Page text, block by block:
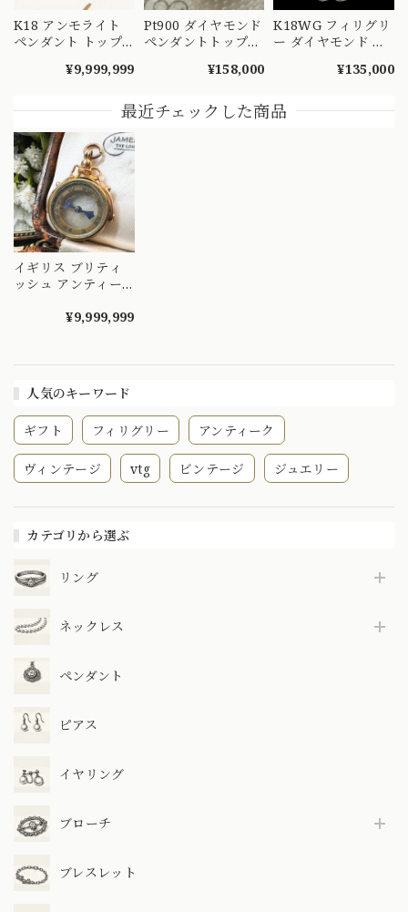
人気のキーワード
ギフト フィリグリー アンティーク
ヴィンテージ vtg ビンテージ ジュエリー
カテゴリから選ぶ
リング
ネックレス
ペンダント
ピアス
イヤリング
ブローチ
ブレスレット
K18 アンモライト
ペンダント トップ
の宝石 CHP00281
¥9,999,999
Pt900 ダイヤモンド
ペンダントトップ
昭和レトロ ヴィン
ェーン ネックレス
MOP00286 S
¥158,000
K18WG フィリグリ
ー ダイヤモンド ペ
0.10ct ホワイトゴー
ーフ MOP00292
¥135,000
最近チェックした商品
イギリス ブリティ
ッシュ アンティー
磁針 ペンダントト
¥9,999,999